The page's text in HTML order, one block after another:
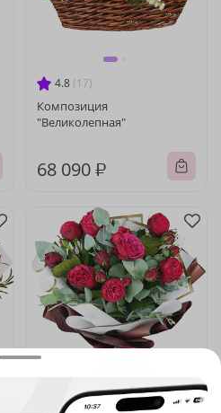
4.8 (17)
Композиция
"Великолепная"
68 090 ₽